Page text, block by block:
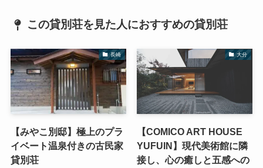
この貸別荘を見た人におすすめの貸別荘
長崎
【みやこ別邸】極上のプラ
イベート温泉付きの古民家
貸別荘
大分
【COMICO ART HOUSE
YUFUIN】現代美術館に隣
接し、心の癒しと五感への